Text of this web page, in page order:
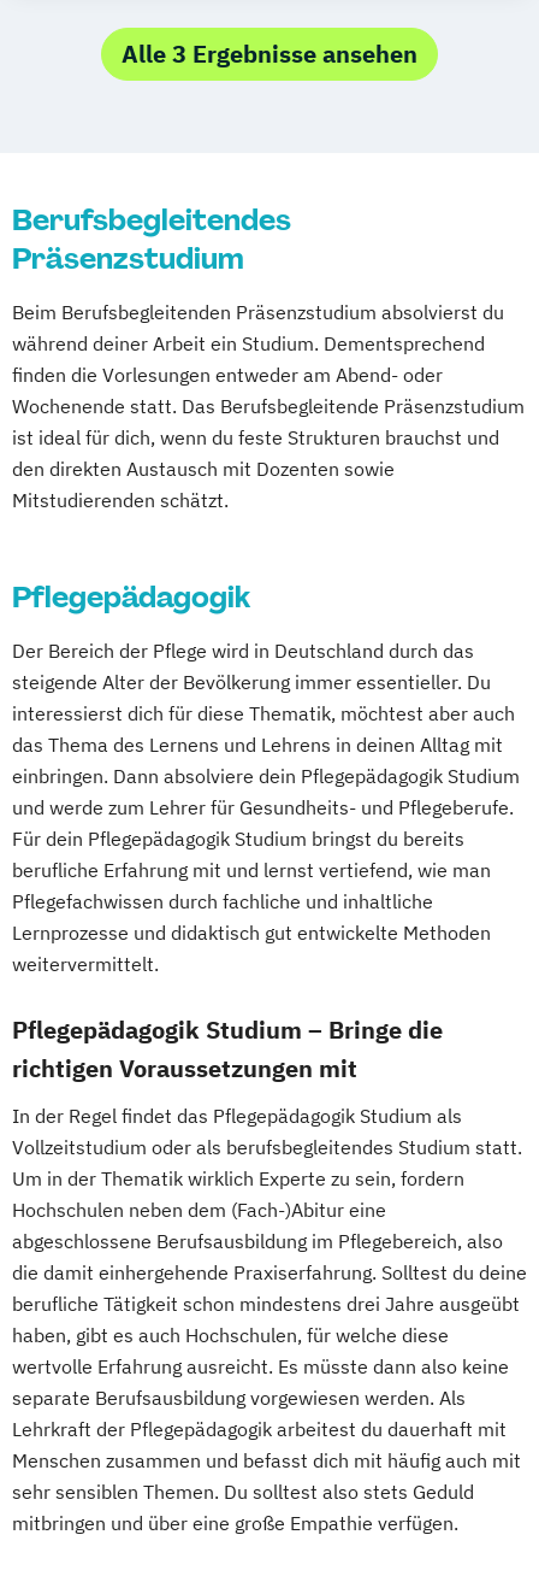
Pädagogik der Gesundheitsberufe
Pädagogik und Didaktik für
Global Public Health
International Tourism Management /
Sozial- und Rettungswesen
Management von Inklusion und Teilhabe
Physician Assistant
Physician Assistant/Medizinische
Versorgung
Physiotherapie dual mit Schwerpunkt
Bewegungswissenschaft
Praxisanleitung im Hebammenwesen
Systemische Prozessberatung im BGM®
Alle 3 Ergebnisse ansehen
Berufsbegleitendes
Präsenzstudium
Beim Berufsbegleitenden Präsenzstudium absolvierst du
während deiner Arbeit ein Studium. Dementsprechend
finden die Vorlesungen entweder am Abend- oder
Wochenende statt. Das Berufsbegleitende Präsenzstudium
ist ideal für dich, wenn du feste Strukturen brauchst und
den direkten Austausch mit Dozenten sowie
Mitstudierenden schätzt.
Pflegepädagogik
Der Bereich der Pflege wird in Deutschland durch das
steigende Alter der Bevölkerung immer essentieller. Du
interessierst dich für diese Thematik, möchtest aber auch
das Thema des Lernens und Lehrens in deinen Alltag mit
einbringen. Dann absolviere dein Pflegepädagogik Studium
und werde zum Lehrer für Gesundheits- und Pflegeberufe.
Für dein Pflegepädagogik Studium bringst du bereits
berufliche Erfahrung mit und lernst vertiefend, wie man
Pflegefachwissen durch fachliche und inhaltliche
Lernprozesse und didaktisch gut entwickelte Methoden
weitervermittelt.
Pflegepädagogik Studium – Bringe die
richtigen Voraussetzungen mit
In der Regel findet das Pflegepädagogik Studium als
Vollzeitstudium oder als berufsbegleitendes Studium statt.
Um in der Thematik wirklich Experte zu sein, fordern
Hochschulen neben dem (Fach-)Abitur eine
abgeschlossene Berufsausbildung im Pflegebereich, also
die damit einhergehende Praxiserfahrung. Solltest du deine
berufliche Tätigkeit schon mindestens drei Jahre ausgeübt
haben, gibt es auch Hochschulen, für welche diese
wertvolle Erfahrung ausreicht. Es müsste dann also keine
separate Berufsausbildung vorgewiesen werden. Als
Lehrkraft der Pflegepädagogik arbeitest du dauerhaft mit
Menschen zusammen und befasst dich mit häufig auch mit
sehr sensiblen Themen. Du solltest also stets Geduld
mitbringen und über eine große Empathie verfügen.